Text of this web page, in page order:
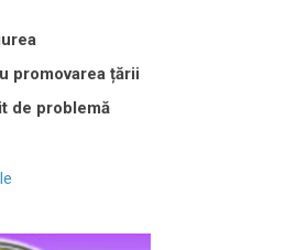
promovarea țării
de problemă